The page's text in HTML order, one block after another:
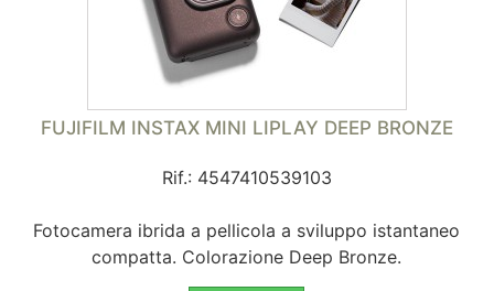
FUJIFILM INSTAX MINI LIPLAY DEEP BRONZE
Rif.: 4547410539103
Fotocamera ibrida a pellicola a sviluppo istantaneo
compatta. Colorazione Deep Bronze.